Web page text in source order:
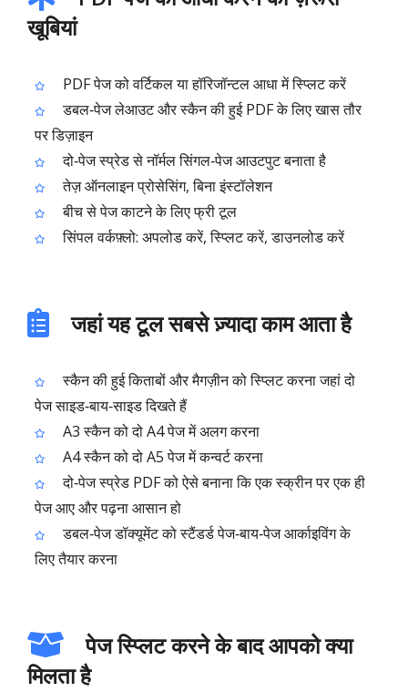
खूबियां
PDF पेज को वर्टिकल या हॉरिजॉन्टल आधा में स्प्लिट करें
डबल‑पेज लेआउट और स्कैन की हुई PDF के लिए खास तौर
पर डिज़ाइन
दो‑पेज स्प्रेड से नॉर्मल सिंगल‑पेज आउटपुट बनाता है
तेज़ ऑनलाइन प्रोसेसिंग, बिना इंस्टॉलेशन
बीच से पेज काटने के लिए फ्री टूल
सिंपल वर्कफ़्लो: अपलोड करें, स्प्लिट करें, डाउनलोड करें
जहां यह टूल सबसे ज़्यादा काम आता है
स्कैन की हुई किताबों और मैगज़ीन को स्प्लिट करना जहां दो
पेज साइड‑बाय‑साइड दिखते हैं
A3 स्कैन को दो A4 पेज में अलग करना
A4 स्कैन को दो A5 पेज में कन्वर्ट करना
दो‑पेज स्प्रेड PDF को ऐसे बनाना कि एक स्क्रीन पर एक ही
पेज आए और पढ़ना आसान हो
डबल‑पेज डॉक्यूमेंट को स्टैंडर्ड पेज‑बाय‑पेज आर्काइविंग के
लिए तैयार करना
पेज स्प्लिट करने के बाद आपको क्या
मिलता है